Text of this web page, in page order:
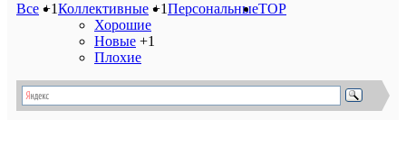
Все +1Коллективные +1
Хорошие
Новые +1
Плохие
ПерсональныеTOP